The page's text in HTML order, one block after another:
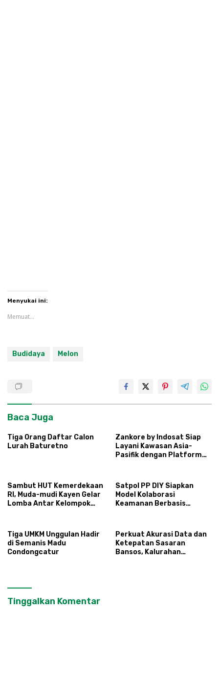
Menyukai ini:
Memuat...
Budidaya Melon
Baca Juga
Tiga Orang Daftar Calon
Lurah Baturetno
Zankore by Indosat Siap
Layani Kawasan Asia-
Pasifik dengan Platform
Sambut HUT Kemerdekaan
RI, Muda-mudi Kayen Gelar
Lomba Antar Kelompok
Satpol PP DIY Siapkan
Model Kolaborasi
Keamanan Berbasis
Tiga UMKM Unggulan Hadir
di Semanis Madu
Condongcatur
Perkuat Akurasi Data dan
Ketepatan Sasaran
Bansos, Kalurahan
Tinggalkan Komentar